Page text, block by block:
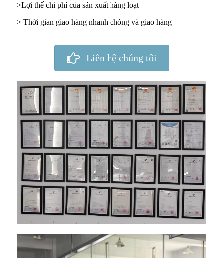
>Lợi thế chi phí của sản xuất hàng loạt
> Thời gian giao hàng nhanh chóng và giao hàng
Liên hệ chúng tôi